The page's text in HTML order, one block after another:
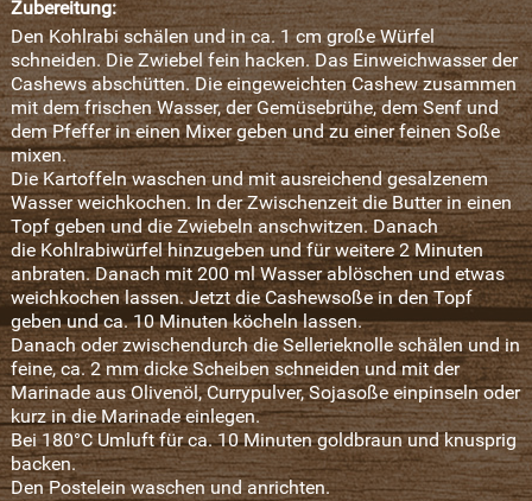
Zubereitung:
Den Kohlrabi schälen und in ca. 1 cm große Würfel
schneiden. Die Zwiebel fein hacken. Das Einweichwasser der
Cashews abschütten. Die eingeweichten Cashew zusammen
mit dem frischen Wasser, der Gemüsebrühe, dem Senf und
dem Pfeffer in einen Mixer geben und zu einer feinen Soße
mixen.
Die Kartoffeln waschen und mit ausreichend gesalzenem
Wasser weichkochen. In der Zwischenzeit die Butter in einen
Topf geben und die Zwiebeln anschwitzen. Danach
die Kohlrabiwürfel hinzugeben und für weitere 2 Minuten
anbraten. Danach mit 200 ml Wasser ablöschen und etwas
weichkochen lassen. Jetzt die Cashewsoße in den Topf
geben und ca. 10 Minuten köcheln lassen.
Danach oder zwischendurch die Sellerieknolle schälen und in
feine, ca. 2 mm dicke Scheiben schneiden und mit der
Marinade aus Olivenöl, Currypulver, Sojasoße einpinseln oder
kurz in die Marinade einlegen.
Bei 180°C Umluft für ca. 10 Minuten goldbraun und knusprig
backen.
Den Postelein waschen und anrichten.